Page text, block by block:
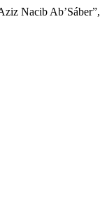
Nacib Ab’Sáber”,